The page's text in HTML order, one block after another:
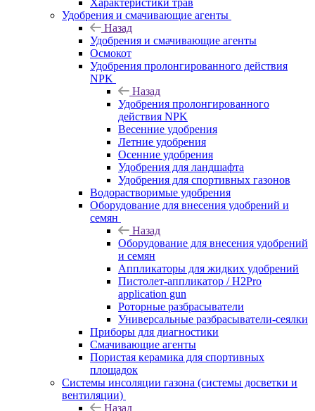
Характеристики трав
Удобрения и смачивающие агенты
Назад
Удобрения и смачивающие агенты
Осмокот
Удобрения пролонгированного действия
NPK
Назад
Удобрения пролонгированного
действия NPK
Весенние удобрения
Летние удобрения
Осенние удобрения
Удобрения для ландшафта
Удобрения для спортивных газонов
Водорастворимые удобрения
Оборудование для внесения удобрений и
семян
Назад
Оборудование для внесения удобрений
и семян
Аппликаторы для жидких удобрений
Пистолет-аппликатор / H2Pro
application gun
Роторные разбрасыватели
Универсальные разбрасыватели-сеялки
Приборы для диагностики
Смачивающие агенты
Пористая керамика для спортивных
площадок
Системы инсоляции газона (системы досветки и
вентиляции)
Назад